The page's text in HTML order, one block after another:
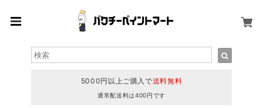
5000円以上ご購入で送料無料
通常配送料は400円です